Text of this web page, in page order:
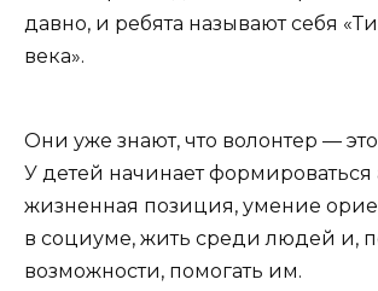
давно, и ребята называют себя
века».
Они уже знают, что волонтер —
У детей начинает формироваться
жизненная позиция, умение
в социуме, жить среди людей и,
возможности, помогать им.